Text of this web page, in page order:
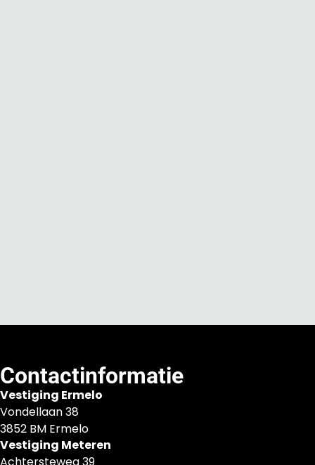
Contactinformatie
Vestiging Ermelo
Vondellaan 38
3852 BM Ermelo
Vestiging Meteren
Achtersteweg 39